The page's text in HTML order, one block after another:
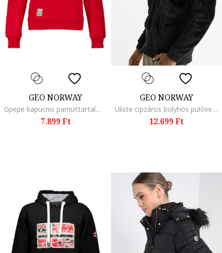
GEO NORWAY
Gpepe kapucnis pamuttartalmú pulóver mintával, Élénkpiros
7.899 Ft
GEO NORWAY
Uliste cipzáros bolyhos pulóver zsebekkel, Fekete
12.699 Ft